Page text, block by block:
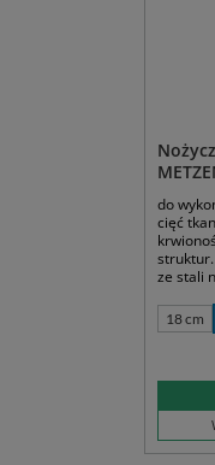
do
cięć
ze stali
18 cm